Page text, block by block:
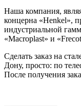
Наша компания,
концерна «Henkel»,
индустриальной
«Macroplast» и
Сделать заказ на
Дону, просто: по
После получения